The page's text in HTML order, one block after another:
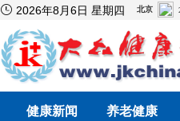
 2026年8月6日 星期四
健康新闻 养老健康